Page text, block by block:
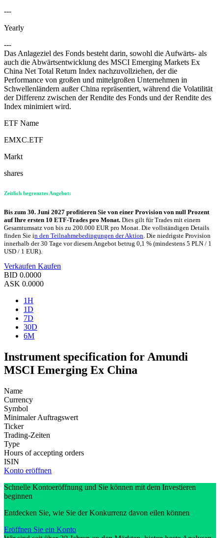
---
Yearly
---
Das Anlageziel des Fonds besteht darin, sowohl die Aufwärts- als
auch die Abwärtsentwicklung des MSCI Emerging Markets Ex
China Net Total Return Index nachzuvollziehen, der die
Performance von großen und mittelgroßen Unternehmen in
Schwellenländern außer China repräsentiert, während die Volatilität
der Differenz zwischen der Rendite des Fonds und der Rendite des
Index minimiert wird.
ETF Name
EMXC.ETF
Markt
shares
Zeitlich begrenztes Angebot:
Bis zum 30. Juni 2027 profitieren Sie von einer Provision von null Prozent
auf Ihre ersten 10 ETF-Trades pro Monat. Dies gilt für Trades mit einem
Gesamtumsatz von bis zu 200.000 EUR pro Monat. Die vollständigen Details
finden Sie in den Teilnahmebedingungen der Aktion. Die niedrigste Provision
innerhalb der 30 Tage vor diesem Angebot betrug 0,1 % (mindestens 5 PLN / 1
USD / 1 EUR).
Verkaufen Kaufen
BID 0.0000
ASK 0.0000
1H
1D
7D
30D
6M
Instrument specification for Amundi
MSCI Emerging Ex China
Name
Currency
Symbol
Minimaler Auftragswert
Ticker
Trading-Zeiten
Type
Hours of accepting orders
ISIN
Konto eröffnen
Schnelle Kontoeröffnung und Sie können mit dem Investieren
beginnen
Entdecken Sie, wie Sie der Konkurrenz davon eilen können
Eröffnen Sie ein Konto